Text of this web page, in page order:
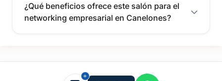
¿Qué beneficios ofrece este salón para el
networking empresarial en Canelones?